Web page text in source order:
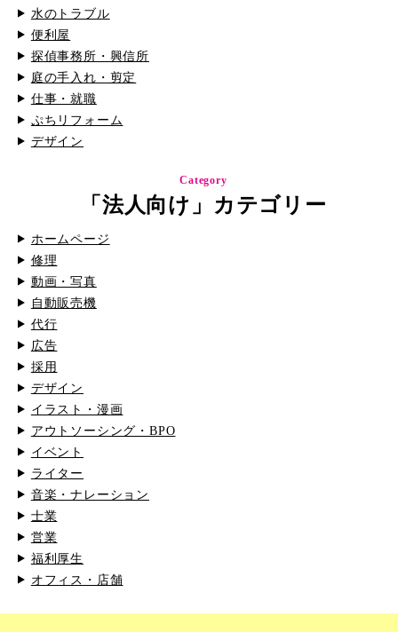
水のトラブル
便利屋
探偵事務所・興信所
庭の手入れ・剪定
仕事・就職
ぷちリフォーム
デザイン
Category
「法人向け」カテゴリー
ホームページ
修理
動画・写真
自動販売機
代行
広告
採用
デザイン
イラスト・漫画
アウトソーシング・BPO
イベント
ライター
音楽・ナレーション
士業
営業
福利厚生
オフィス・店舗